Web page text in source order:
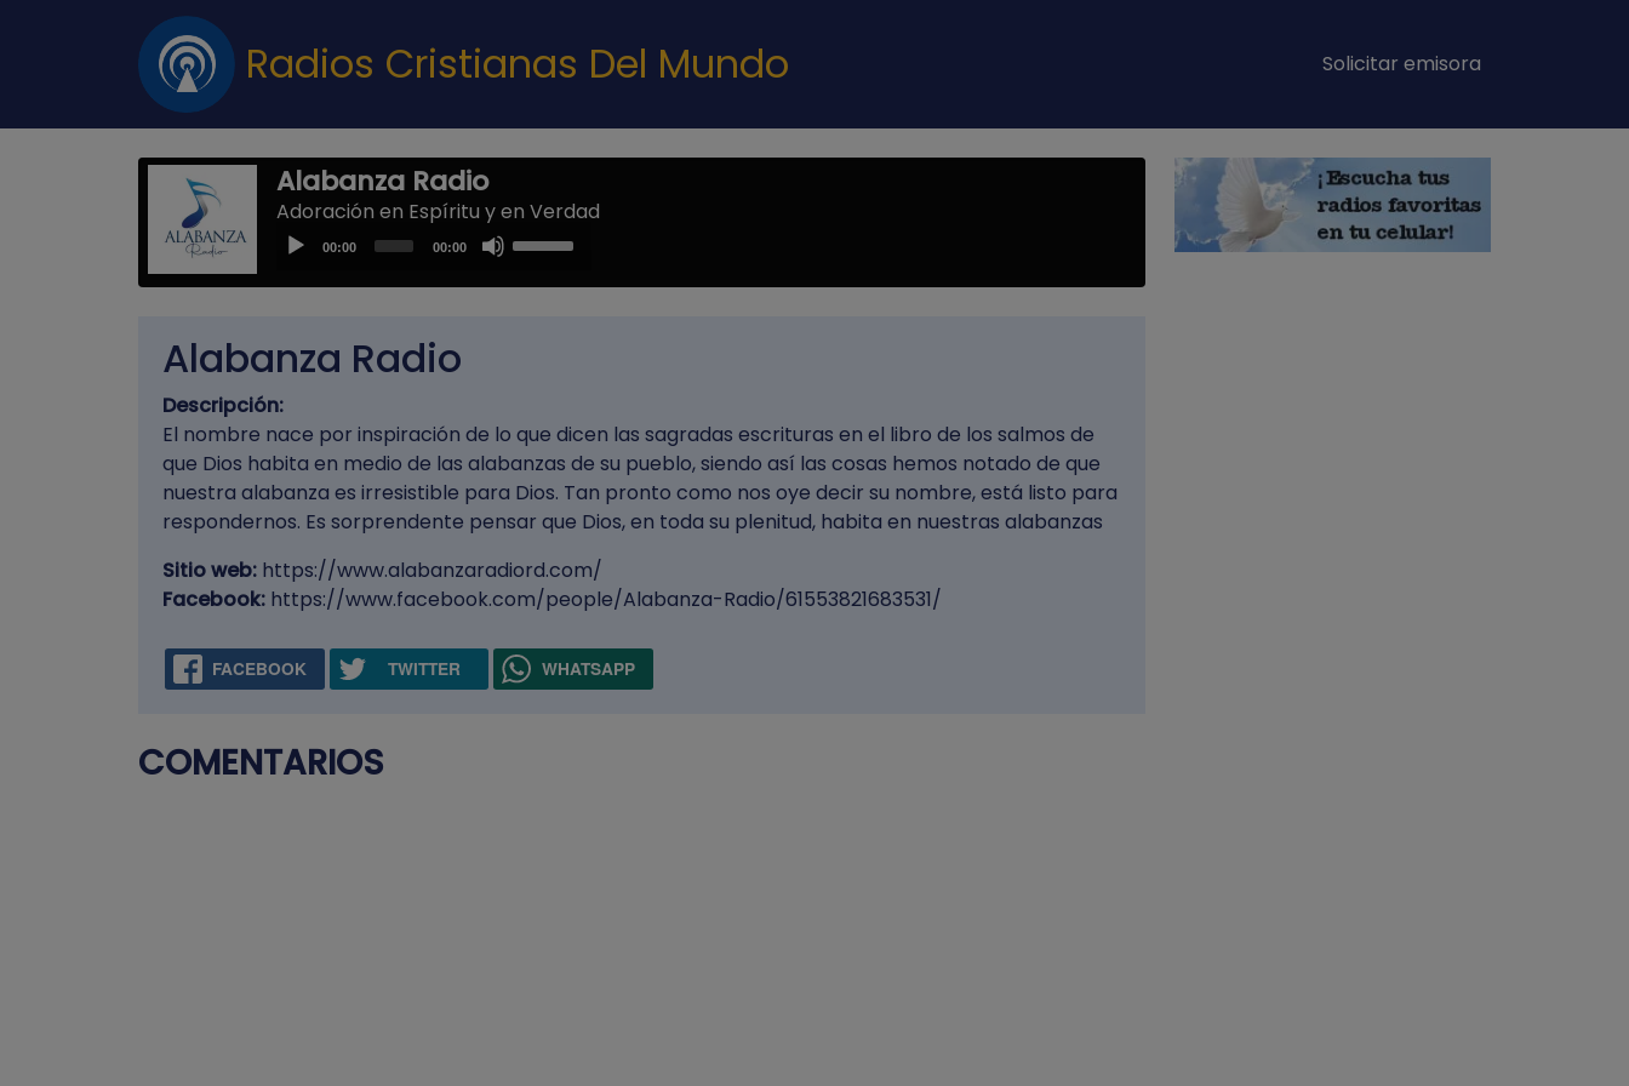
Radios Cristianas Del Mundo Main navigation
Solicitar emisora
Alabanza Radio
Adoración en Espíritu y en Verdad
Audio00:00 00:00
Arrow
decrease
volume.
Alabanza Radio
Descripción:
El nombre nace por inspiración de lo que dicen las sagradas escrituras en el libro de los salmos de
que Dios habita en medio de las alabanzas de su pueblo, siendo así las cosas hemos notado de que
nuestra alabanza es irresistible para Dios. Tan pronto como nos oye decir su nombre, está listo para
respondernos. Es sorprendente pensar que Dios, en toda su plenitud, habita en nuestras alabanzas
Sitio web: https://www.alabanzaradiord.com/
Facebook: https://www.facebook.com/people/Alabanza-Radio/61553821683531/
FACEBOOK TWITTER WHATSAPP
COMENTARIOS